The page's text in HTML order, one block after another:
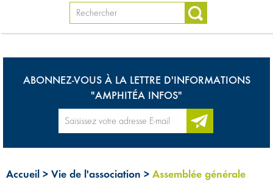
ABONNEZ-VOUS À LA LETTRE D'INFORMATIONS
"AMPHITÉA INFOS"
Accueil > Vie de l'association > Assemblée générale